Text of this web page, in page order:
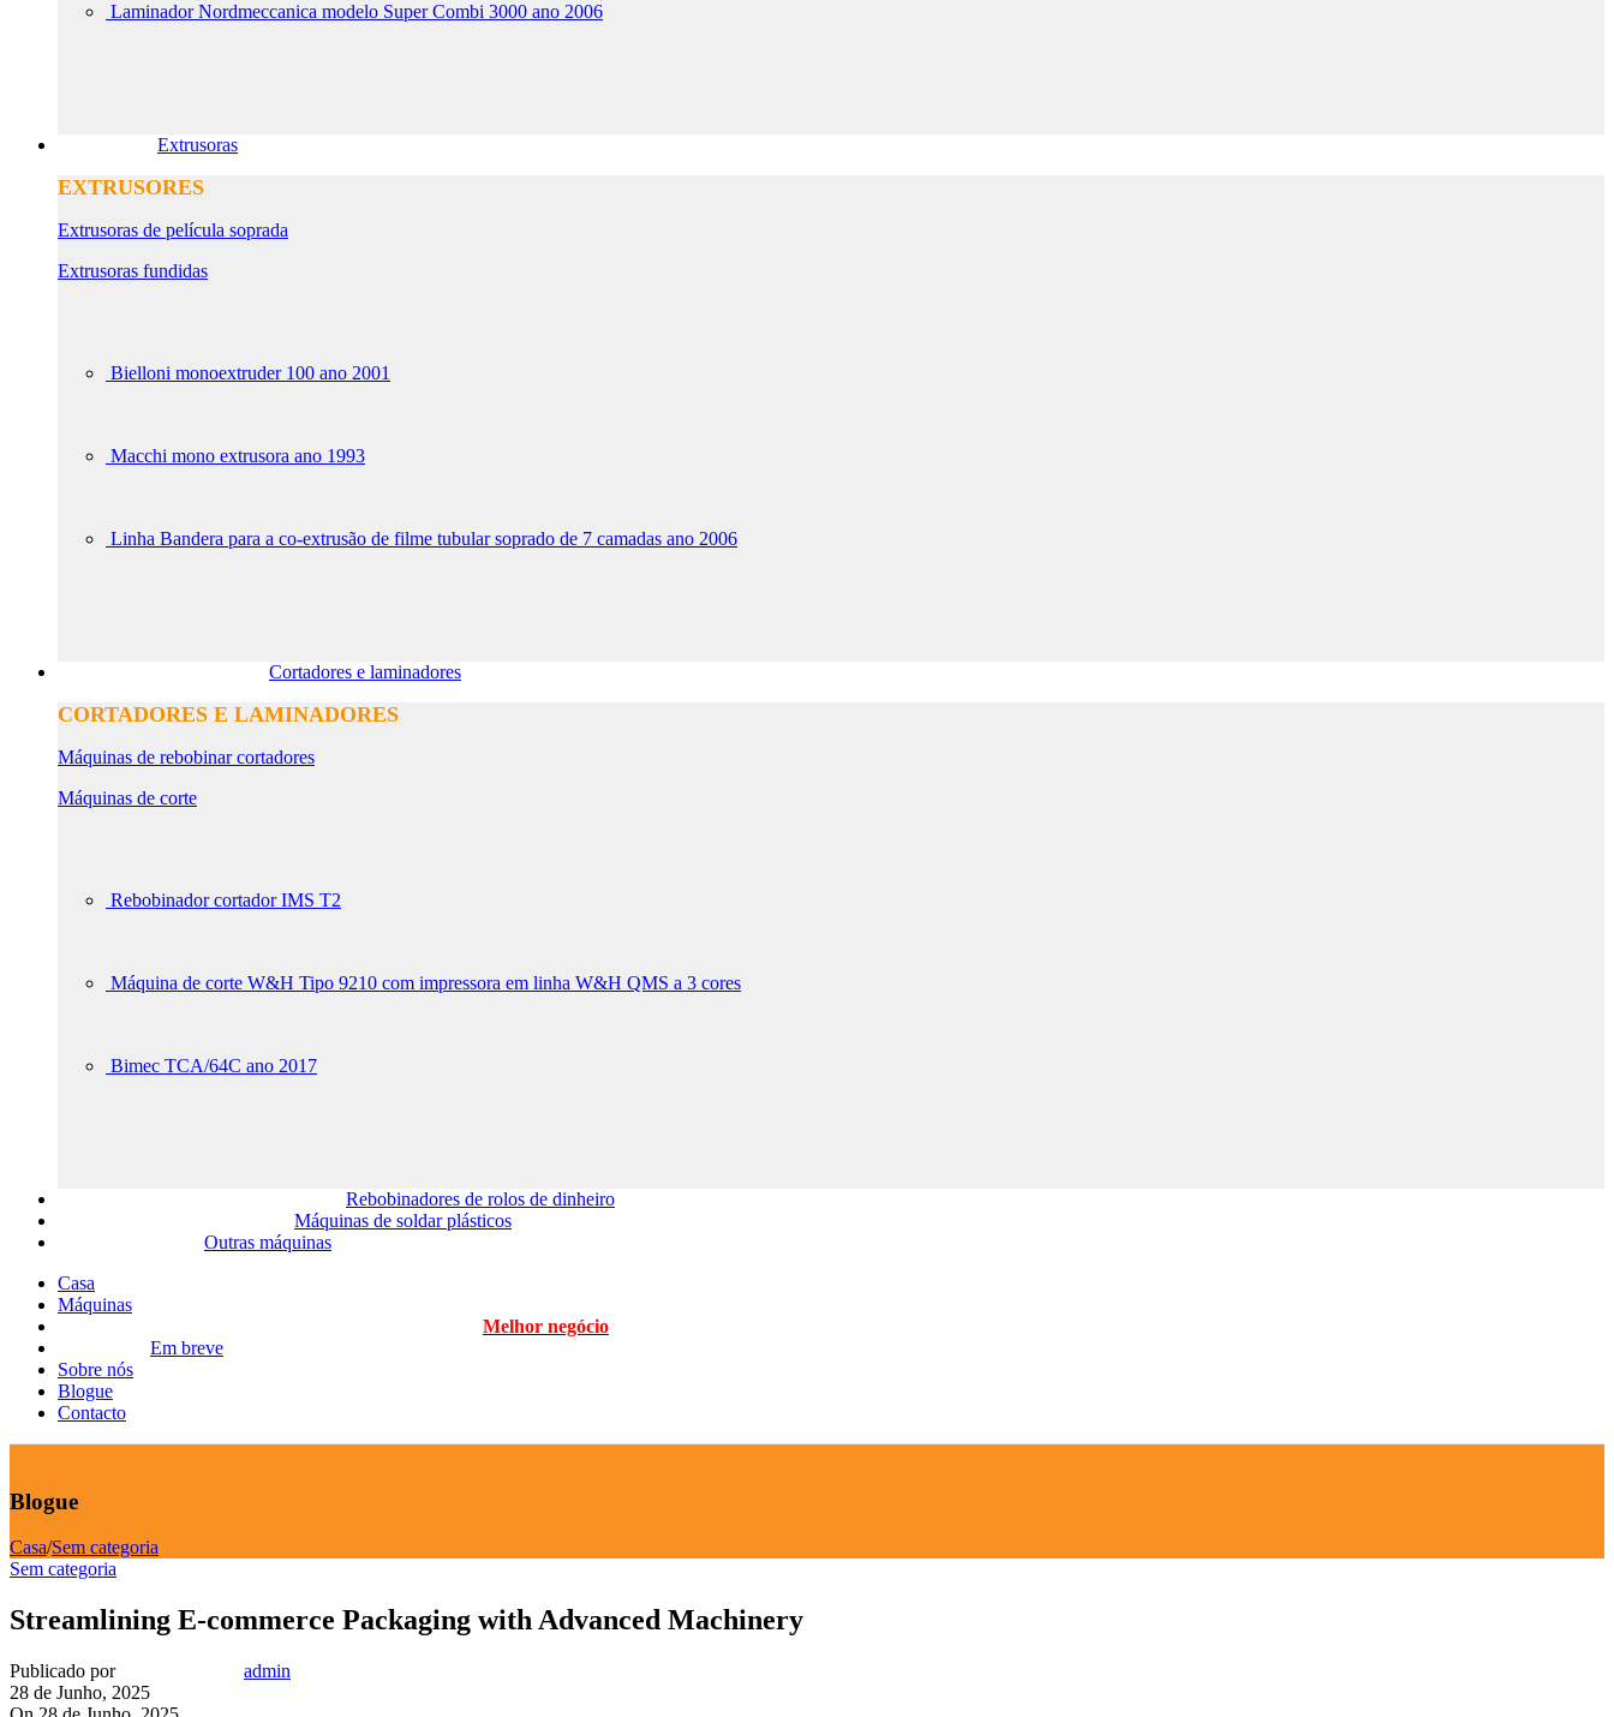
Laminador Nordmeccanica modelo Super Combi 3000 ano 2006
Extrusoras
EXTRUSORES
Extrusoras de película soprada
Extrusoras fundidas
Bielloni monoextruder 100 ano 2001
Macchi mono extrusora ano 1993
Linha Bandera para a co-extrusão de filme tubular soprado de 7 camadas ano 2006
Cortadores e laminadores
CORTADORES E LAMINADORES
Máquinas de rebobinar cortadores
Máquinas de corte
Rebobinador cortador IMS T2
Máquina de corte W&H Tipo 9210 com impressora em linha W&H QMS a 3 cores
Bimec TCA/64C ano 2017
Rebobinadores de rolos de dinheiro
Máquinas de soldar plásticos
Outras máquinas
Casa
Máquinas
Melhor negócio
Em breve
Sobre nós
Blogue
Contacto
Blogue
Casa/Sem categoria
Sem categoria
Streamlining E-commerce Packaging with Advanced Machinery
Publicado por
admin
28 de Junho, 2025